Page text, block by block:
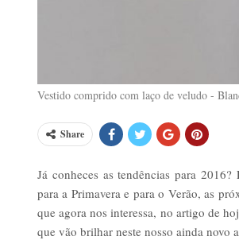
Vestido comprido com laço de veludo -
Share
Já conheces as tendências para
para a Primavera e para o Verão, as
que agora nos interessa, no artigo de
que vão brilhar neste nosso ainda novo